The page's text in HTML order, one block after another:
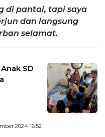
di pantai, tapi saya
dan langsung
selamat.
SD
2024 16:52